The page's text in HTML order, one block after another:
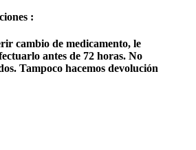
:
cambio de medicamento, le
antes de 72 horas. No
Tampoco hacemos devolución